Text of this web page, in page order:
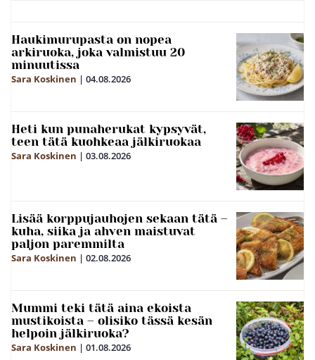
Haukimurupasta on nopea
arkiruoka, joka valmistuu 20
minuutissa
Sara Koskinen | 04.08.2026
Heti kun punaherukat kypsyvät,
teen tätä kuohkeaa jälkiruokaa
Sara Koskinen | 03.08.2026
Lisää korppujauhojen sekaan tätä –
kuha, siika ja ahven maistuvat
paljon paremmilta
Sara Koskinen | 02.08.2026
Mummi teki tätä aina ekoista
mustikoista – olisiko tässä kesän
helpoin jälkiruoka?
Sara Koskinen | 01.08.2026